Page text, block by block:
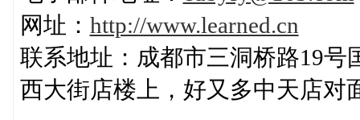
网址： http://www.learned.cn
联系地址：成都市三洞桥路19
西大街店楼上，好又多中天店对